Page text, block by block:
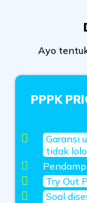
Ayo
PPPK
Garansi
tidak
Try Out
Soal